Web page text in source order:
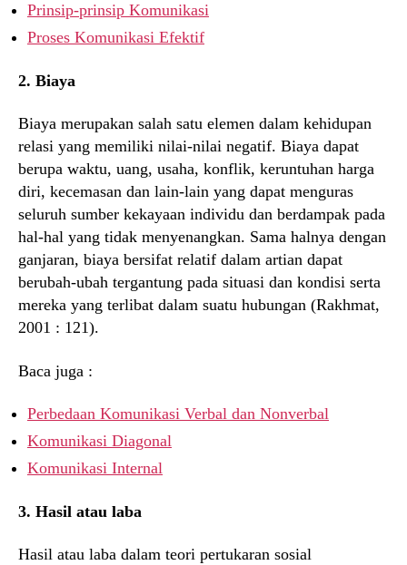
Prinsip-prinsip Komunikasi
Proses Komunikasi Efektif
2. Biaya
Biaya merupakan salah satu elemen dalam kehidupan
relasi yang memiliki nilai-nilai negatif. Biaya dapat
berupa waktu, uang, usaha, konflik, keruntuhan harga
diri, kecemasan dan lain-lain yang dapat menguras
seluruh sumber kekayaan individu dan berdampak pada
hal-hal yang tidak menyenangkan. Sama halnya dengan
ganjaran, biaya bersifat relatif dalam artian dapat
berubah-ubah tergantung pada situasi dan kondisi serta
mereka yang terlibat dalam suatu hubungan (Rakhmat,
2001 : 121).
Baca juga :
Perbedaan Komunikasi Verbal dan Nonverbal
Komunikasi Diagonal
Komunikasi Internal
3. Hasil atau laba
Hasil atau laba dalam teori pertukaran sosial